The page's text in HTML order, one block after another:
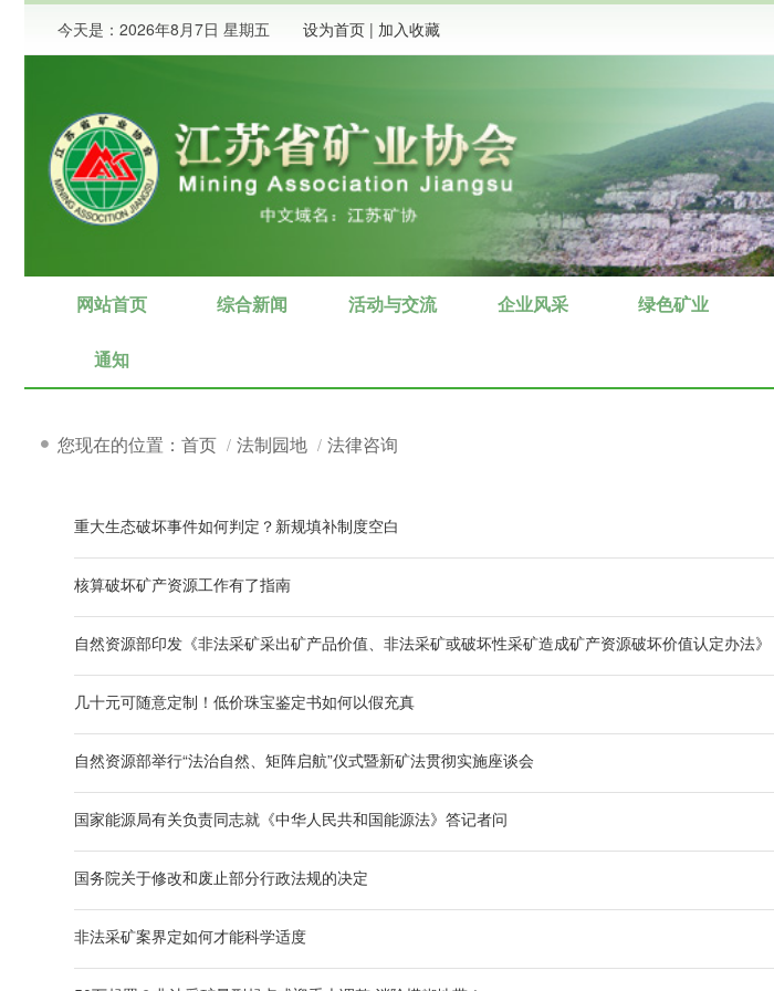
今天是： 2026年8月7日 星期五 设为首页 | 加入收藏
网站首页
综合新闻
矿业新闻
活动与交流
会议报告
企业风采 绿色矿业
通知
您现在的位置：首页 法制园地 法律咨询
重大生态破坏事件如何判定？新规填补制度空白
核算破坏矿产资源工作有了指南
自然资源部印发《非法采矿采出矿产品价值、非法采矿或破坏性采矿造成矿产资源破坏价值认定办法》
几十元可随意定制！低价珠宝鉴定书如何以假充真
自然资源部举行“法治自然、矩阵启航”仪式暨新矿法贯彻实施座谈会
国家能源局有关负责同志就《中华人民共和国能源法》答记者问
国务院关于修改和废止部分行政法规的决定
非法采矿案界定如何才能科学适度